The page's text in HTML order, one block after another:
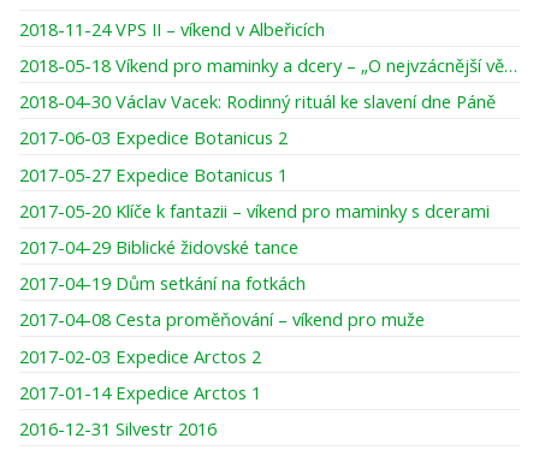
2018-11-24 VPS II – víkend v Albeřicích
2018-05-18 Víkend pro maminky a dcery – „O nejvzácnější věci pod sluncem“
2018-04-30 Václav Vacek: Rodinný rituál ke slavení dne Páně
2017-06-03 Expedice Botanicus 2
2017-05-27 Expedice Botanicus 1
2017-05-20 Klíče k fantazii – víkend pro maminky s dcerami
2017-04-29 Biblické židovské tance
2017-04-19 Dům setkání na fotkách
2017-04-08 Cesta proměňování – víkend pro muže
2017-02-03 Expedice Arctos 2
2017-01-14 Expedice Arctos 1
2016-12-31 Silvestr 2016